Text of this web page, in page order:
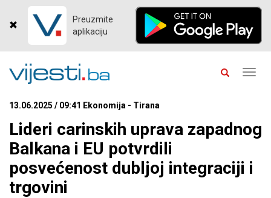
Preuzmite
aplikaciju
13.06.2025 / 09:41 Ekonomija - Tirana
Lideri carinskih uprava zapadnog
Balkana i EU potvrdili
posvećenost dubljoj integraciji i
trgovini